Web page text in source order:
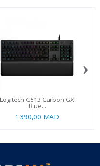
Logitech G513 Carbon GX
Blue...
1 390,00 MAD
›